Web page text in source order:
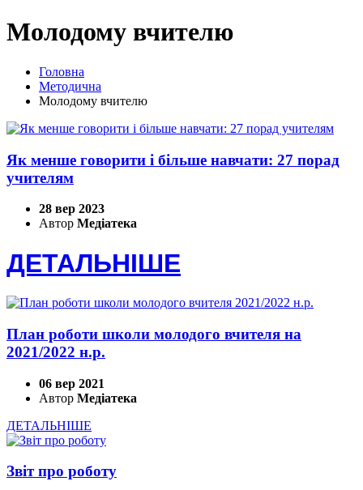
Молодому вчителю
Головна
Методична
Молодому вчителю
Як менше говорити і більше навчати: 27 порад
учителям
28 вер 2023
Автор Медіатека
ДЕТАЛЬНІШЕ
План роботи школи молодого вчителя на
2021/2022 н.р.
06 вер 2021
Автор Медіатека
ДЕТАЛЬНІШЕ
Звіт про роботу